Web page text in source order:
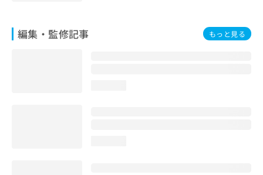
編集・監修記事 もっと見る